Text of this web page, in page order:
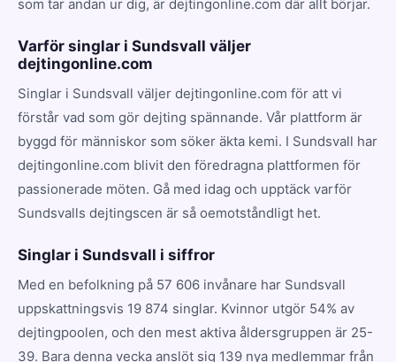
som tar andan ur dig, är dejtingonline.com där allt börjar.
Varför singlar i Sundsvall väljer
dejtingonline.com
Singlar i Sundsvall väljer dejtingonline.com för att vi
förstår vad som gör dejting spännande. Vår plattform är
byggd för människor som söker äkta kemi. I Sundsvall har
dejtingonline.com blivit den föredragna plattformen för
passionerade möten. Gå med idag och upptäck varför
Sundsvalls dejtingscen är så oemotståndligt het.
Singlar i Sundsvall i siffror
Med en befolkning på 57 606 invånare har Sundsvall
uppskattningsvis 19 874 singlar. Kvinnor utgör 54% av
dejtingpoolen, och den mest aktiva åldersgruppen är 25-
39. Bara denna vecka anslöt sig 139 nya medlemmar från